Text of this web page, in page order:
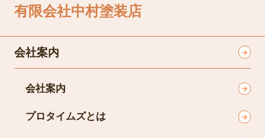
有限会社中村塗装店
会社案内
会社案内
プロタイムズとは